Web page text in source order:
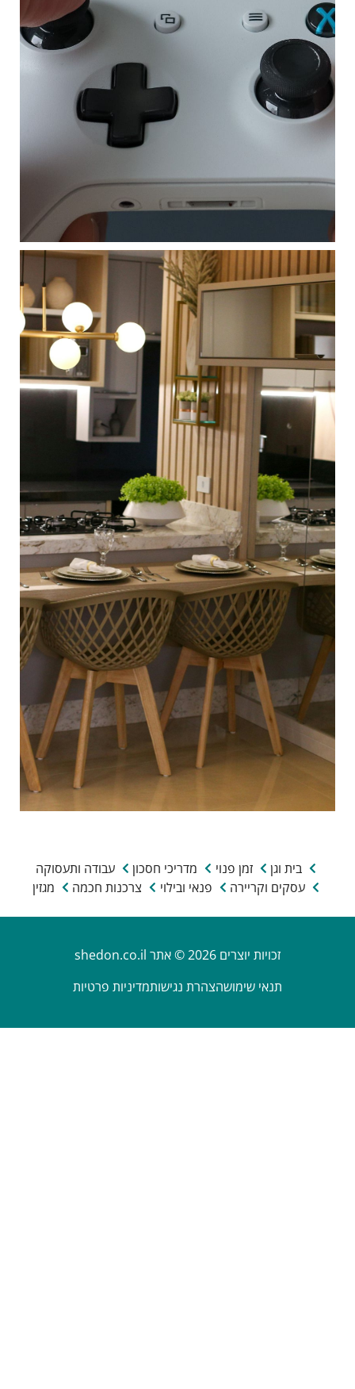
בית וגן זמן פנוי מדריכי חסכון
עבודה ותעסוקה
עסקים וקריירה
פנאי ובילוי צרכנות חכמה מגזין
זכויות יוצרים 2026 © אתר shedon.co.il
תנאי שימושהצהרת נגישותמדיניות פרטיות